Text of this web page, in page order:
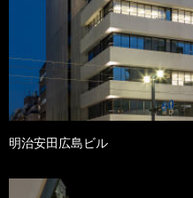
明治安田広島ビル